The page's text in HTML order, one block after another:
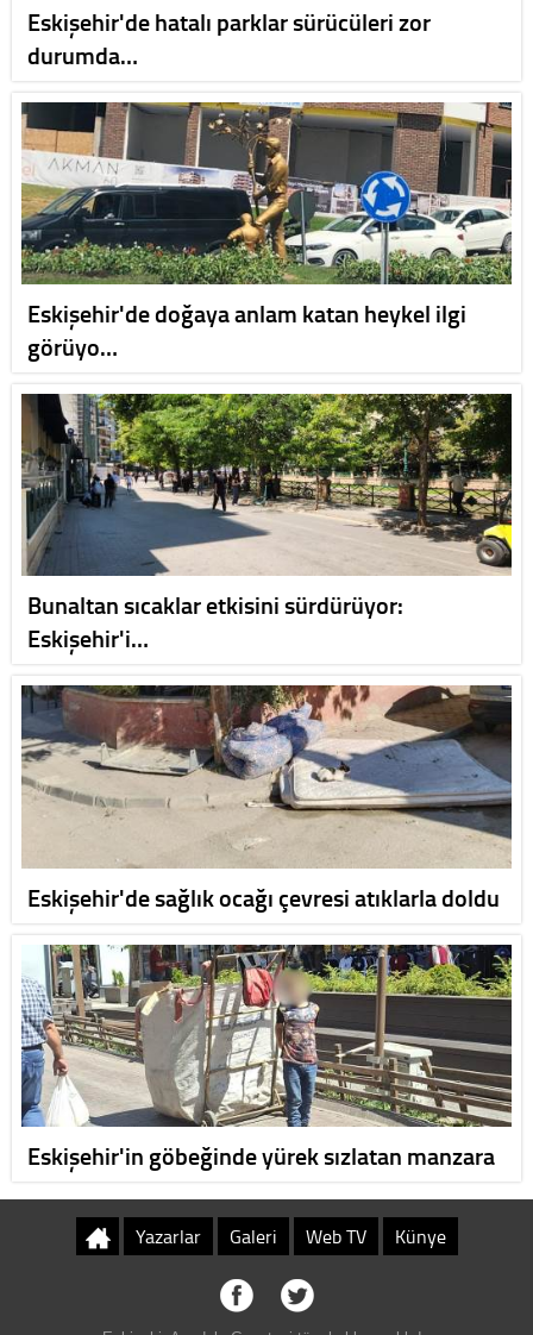
Eskişehir'de hatalı parklar sürücüleri zor
durumda…
Eskişehir'de doğaya anlam katan heykel ilgi
görüyo…
Bunaltan sıcaklar etkisini sürdürüyor:
Eskişehir'i…
Eskişehir'de sağlık ocağı çevresi atıklarla doldu
Eskişehir'in göbeğinde yürek sızlatan manzara
Yazarlar Galeri Web TV Künye